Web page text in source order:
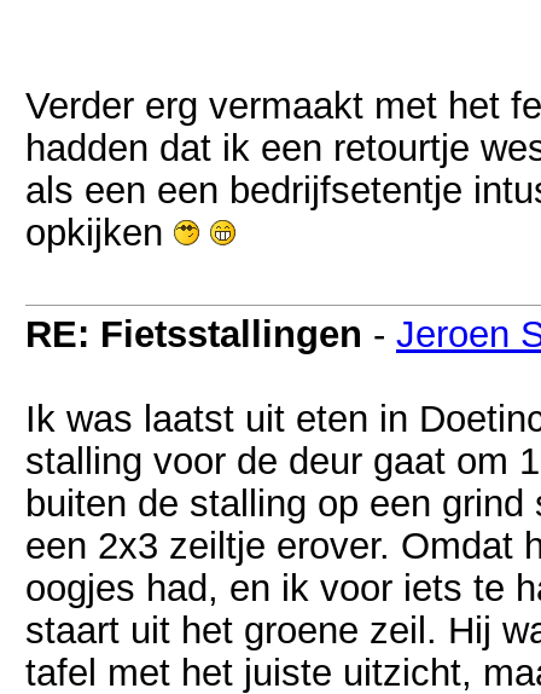
Verder erg vermaakt met het
hadden dat ik een retourtje
als een een bedrijfsetentje
opkijken
RE: Fietsstallingen - Jeroen
Ik was laatst uit eten in
stalling voor de deur gaat om
buiten de stalling op een
een 2x3 zeiltje erover. Omdat
oogjes had, en ik voor iets te
staart uit het groene zeil. Hij
tafel met het juiste uitzicht,